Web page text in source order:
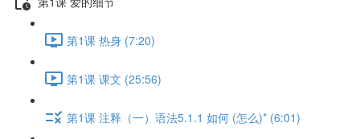
第1课 热身 (7:20)
第1课 课文 (25:56)
第1课 注释（一）语法5.1.1 如何 (怎么)* (6:01)